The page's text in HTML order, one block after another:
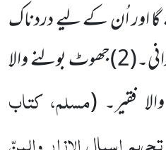
اور اُن کے لیے دردناک
2)جھوٹ بولنے والا
فقیر۔ (مسلم، کتاب